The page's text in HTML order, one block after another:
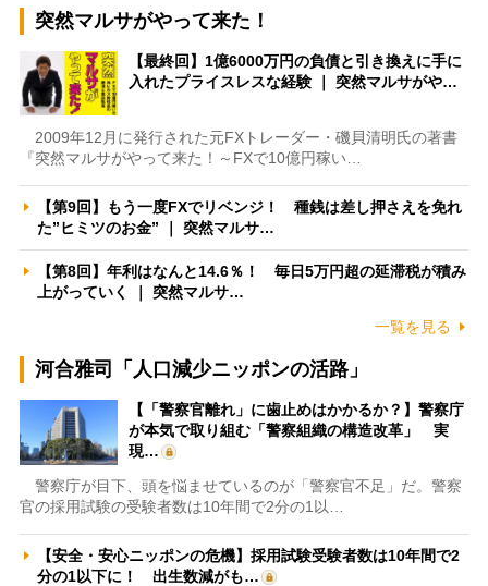
突然マルサがやって来た！
【最終回】1億6000万円の負債と引き換えに手に
入れたプライスレスな経験 ｜ 突然マルサがや…
2009年12月に発行された元FXトレーダー・磯貝清明氏の著書
『突然マルサがやって来た！～FXで10億円稼い…
【第9回】もう一度FXでリベンジ！ 種銭は差し押さえを免れ
た”ヒミツのお金” ｜ 突然マルサ…
【第8回】年利はなんと14.6％！ 毎日5万円超の延滞税が積み
上がっていく ｜ 突然マルサ…
一覧を見る
河合雅司「人口減少ニッポンの活路」
【「警察官離れ」に歯止めはかかるか？】警察庁
が本気で取り組む「警察組織の構造改革」 実
現…
警察庁が目下、頭を悩ませているのが「警察官不足」だ。警察
官の採用試験の受験者数は10年間で2分の1以…
【安全・安心ニッポンの危機】採用試験受験者数は10年間で2
分の1以下に！ 出生数減がも…